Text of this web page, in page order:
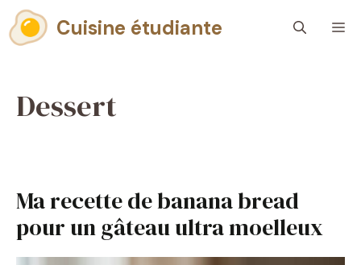
Aller
au
contenu
Cuisine étudiante
Dessert
Ma recette de banana bread
pour un gâteau ultra moelleux